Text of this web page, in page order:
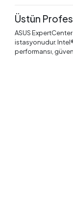
Üstün
ASUS
istasyonudur.
performansı,